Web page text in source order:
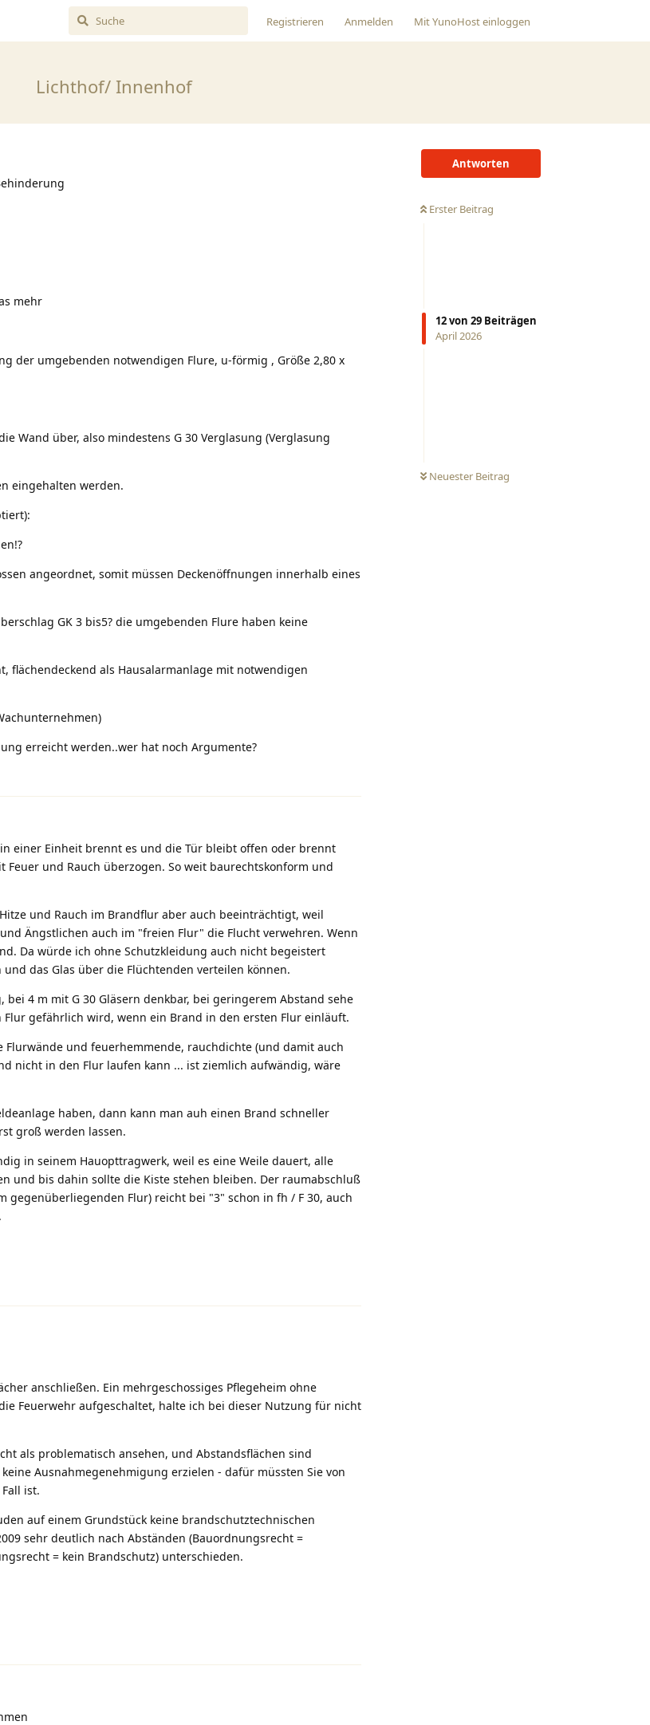
Registrieren Anmelden MitYunoHosteinloggen
Lichthof/ Innenhof
Antworten
Erster Beitrag
12von 29 Beiträgen
April 2026
Neuester Beitrag
mehr
der umgebenden notwendigen Flure, u-förmig , Größe 2,80 x
Wand über, also mindestens G 30 Verglasung (Verglasung
eingehalten werden.
angeordnet, somit müssen Deckenöffnungen innerhalb eines
GK 3 bis5? die umgebenden Flure haben keine
flächendeckend als Hausalarmanlage mit notwendigen
erreicht werden..wer hat noch Argumente?
einer Einheit brennt es und die Tür bleibt offen oder brennt
und Rauch überzogen. So weit baurechtskonform und
und Rauch im Brandflur aber auch beeinträchtigt, weil
Ängstlichen auch im "freien Flur" die Flucht verwehren. Wenn
Da würde ich ohne Schutzkleidung auch nicht begeistert
das Glas über die Flüchtenden verteilen können.
4 m mit G 30 Gläsern denkbar, bei geringerem Abstand sehe
gefährlich wird, wenn ein Brand in den ersten Flur einläuft.
Flurwände und feuerhemmende, rauchdichte (und damit auch
nicht in den Flur laufen kann ... ist ziemlich aufwändig, wäre
haben, dann kann man auh einen Brand schneller
groß werden lassen.
in seinem Hauopttragwerk, weil es eine Weile dauert, alle
und bis dahin sollte die Kiste stehen bleiben. Der raumabschluß
gegenüberliegenden Flur) reicht bei "3" schon in fh / F 30, auch
anschließen. Ein mehrgeschossiges Pflegeheim ohne
Feuerwehr aufgeschaltet, halte ich bei dieser Nutzung für nicht
als problematisch ansehen, und Abstandsflächen sind
Ausnahmegenehmigung erzielen - dafür müssten Sie von
ist.
auf einem Grundstück keine brandschutztechnischen
sehr deutlich nach Abständen (Bauordnungsrecht =
= kein Brandschutz) unterschieden.